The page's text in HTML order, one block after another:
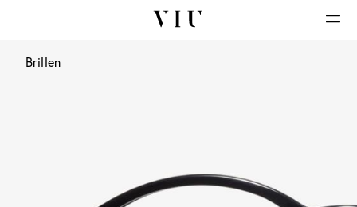
Brillen